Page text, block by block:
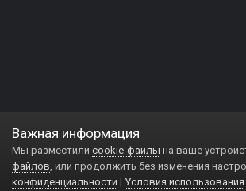
Важная информация
Мы разместили cookie-файлы на ваше
файлов, или продолжить без изменения
конфиденциальности | Условия использования